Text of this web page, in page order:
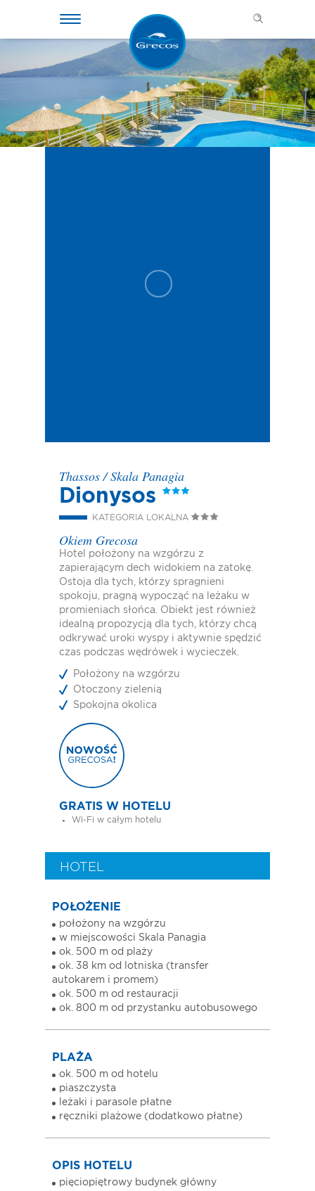
Thassos/Skala Panagia
Dionysos
KATEGORIA LOKALNA
Okiem Grecosa
Hotel położony na wzgórzu z
zapierającym dech widokiem na zatokę.
Ostoja dla tych, którzy spragnieni
spokoju, pragną wypocząć na leżaku w
promieniach słońca. Obiekt jest również
idealną propozycją dla tych, którzy chcą
odkrywać uroki wyspy i aktywnie spędzić
czas podczas wędrówek i wycieczek.
Położony na wzgórzu
Otoczony zielenią
Spokojna okolica
GRATIS W HOTELU
Wi-Fi w całym hotelu
HOTEL
POŁOŻENIE
położony na wzgórzu
w miejscowości Skala Panagia
ok. 500 m od plaży
ok. 38 km od lotniska (transfer
autokarem i promem)
ok. 500 m od restauracji
ok. 800 m od przystanku autobusowego
PLAŻA
ok. 500 m od hotelu
piaszczysta
leżaki i parasole płatne
ręczniki plażowe (dodatkowo płatne)
OPIS HOTELU
pięciopiętrowy budynek główny